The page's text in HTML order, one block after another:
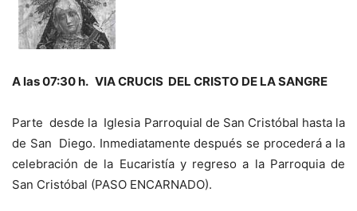
A las 07:30 h. VIA CRUCIS DEL CRISTO DE LA SANGRE
Parte desde la Iglesia Parroquial de San Cristóbal hasta la
de San Diego. Inmediatamente después se procederá a la
celebración de la Eucaristía y regreso a la Parroquia de
San Cristóbal (PASO ENCARNADO).